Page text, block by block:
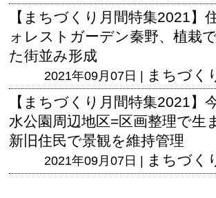
【まちづくり月間特集2021】
ォレストガーデン秦野、植栽
た街並み形成
2021年09月07日 | まちづく
【まちづくり月間特集2021】
水公園周辺地区=区画整理で生
新旧住民で景観を維持管理
2021年09月07日 | まちづく